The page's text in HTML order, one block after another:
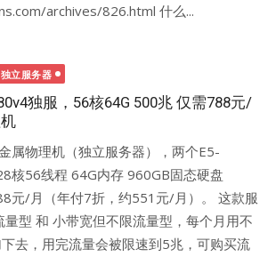
archives/826.html 什么...
独立服务器
独服，56核64G 500兆 仅需788元/
属物理机（独立服务器），两个E5-
核56线程 64G内存 960GB固态硬盘
元/月（年付7折，约551元/月）。 这款服
型 和 小带宽但不限流量型，每个月用不
去，用完流量会被限速到5兆，可购买流